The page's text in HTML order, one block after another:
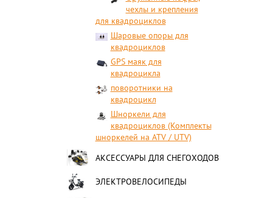
чехлы и крепления
для квадроциклов
Шаровые опоры для
квадроциклов
GPS маяк для
квадроцикла
поворотники на
квадроцикл
Шноркели для
квадроциклов (Комплекты
шноркелей на ATV / UTV)
АКСЕССУАРЫ ДЛЯ СНЕГОХОДОВ
ЭЛЕКТРОВЕЛОСИПЕДЫ